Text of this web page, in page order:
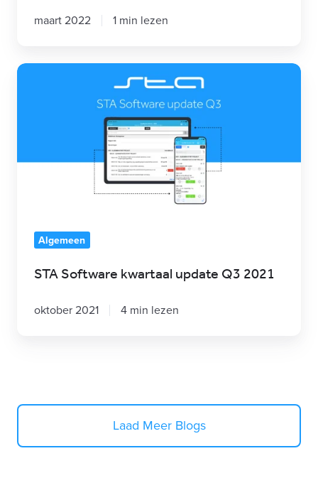
pakket
maart 2022 1 min lezen
STA
Algemeen
STA Software kwartaal update Q3 2021
oktober 2021 4 min lezen
Laad Meer Blogs